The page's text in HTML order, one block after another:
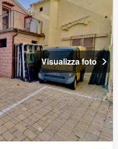
Visualizza foto